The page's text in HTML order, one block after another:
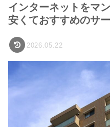
インターネットをマ
安くておすすめのサ
2026.05.22